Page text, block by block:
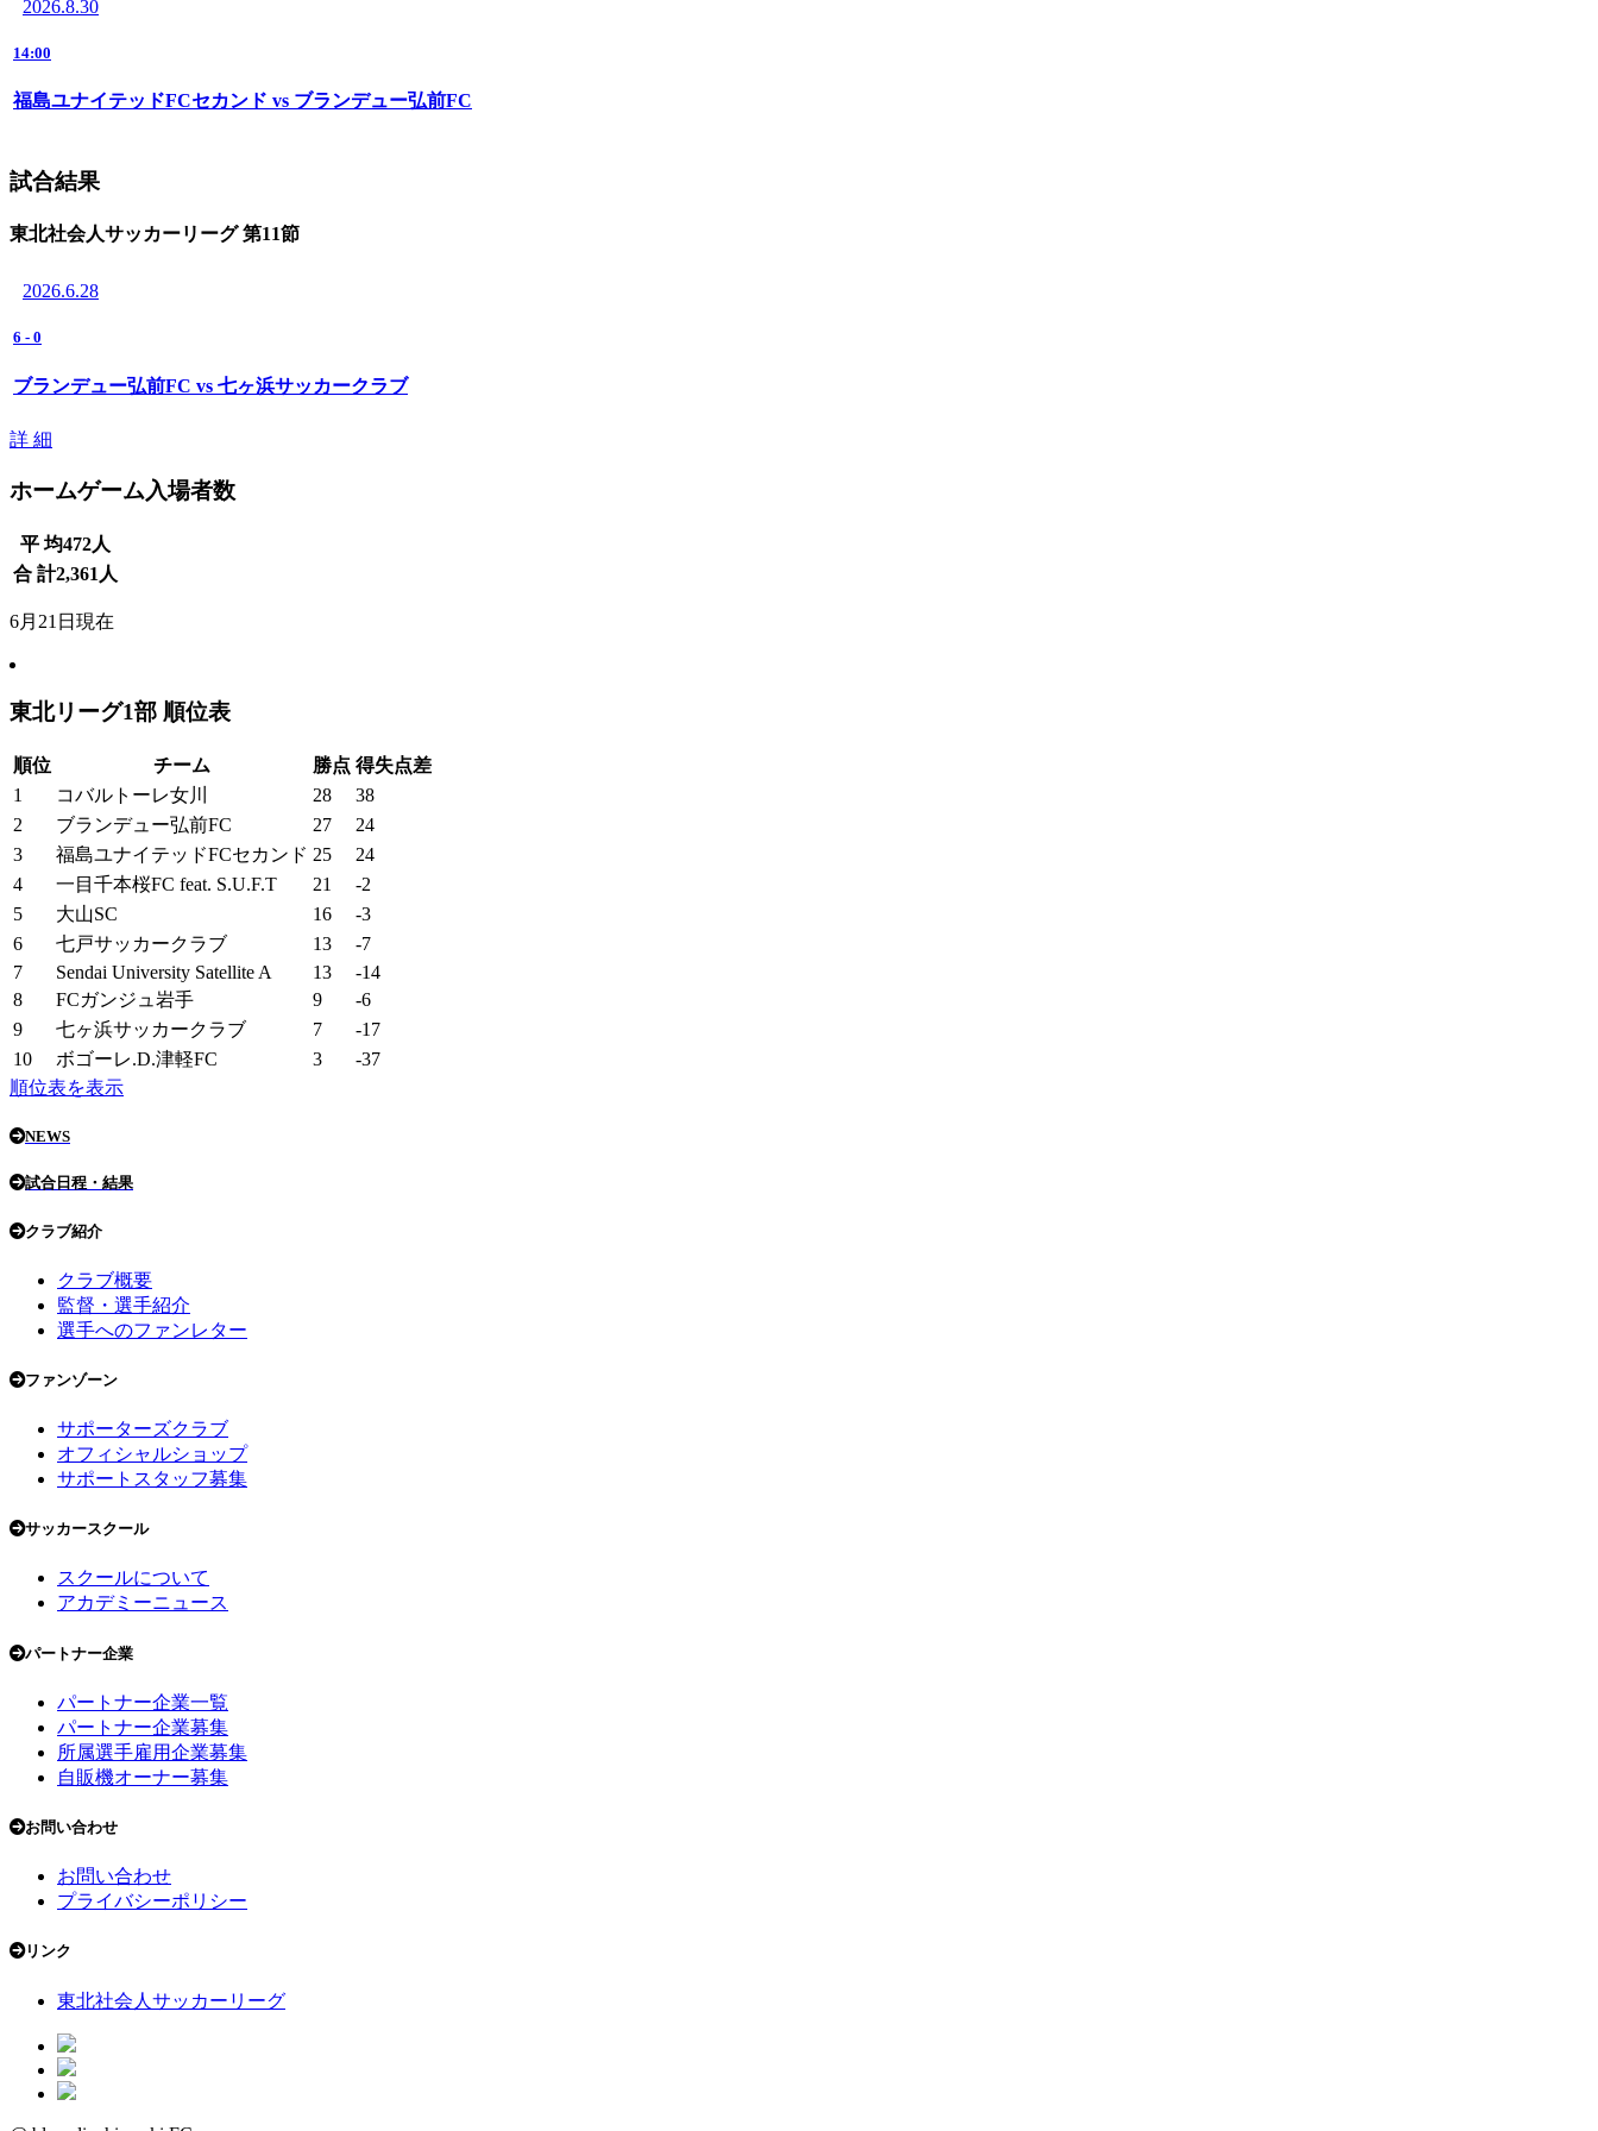
2026.8.30
14:00
福島ユナイテッドFCセカンド vs ブランデュー弘前FC
試合結果
東北社会人サッカーリーグ 第11節
2026.6.28
6 - 0
ブランデュー弘前FC vs 七ヶ浜サッカークラブ
詳 細
ホームゲーム入場者数
平 均472人
合 計2,361 人
6月21日現在
東北リーグ1部 順位表
順位 チーム 勝点 得失点差
1
コバルトーレ女川 28
38
2
ブランデュー弘前FC 27
24
3
福島ユナイテッドFCセカンド 25
24
4
一目千本桜FC feat. S.U.F.T 21
-2
5
大山SC 16
-3
6
七戸サッカークラブ 13
-7
7
Sendai University Satellite A 13
-14
8
FCガンジュ岩手 9
-6
9
七ヶ浜サッカークラブ 7
-17
10
ボゴーレ.D.津軽FC 3
-37
順位表を表示
NEWS
試合日程・結果
クラブ紹介
クラブ概要
監督・選手紹介
選手へのファンレター
ファンゾーン
サポーターズクラブ
オフィシャルショップ
サポートスタッフ募集
サッカースクール
スクールについて
アカデミーニュース
パートナー企業
パートナー企業一覧
パートナー企業募集
所属選手雇用企業募集
自販機オーナー募集
お問い合わせ
お問い合わせ
プライバシーポリシー
リンク
東北社会人サッカーリーグ